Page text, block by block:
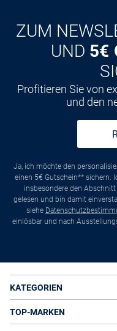
ZUM
UND 5€
Profitieren Sie von
und den
Ja, ich möchte den
einen 5€ Gutschein** sichern.
insbesondere den
gelesen und bin damit
siehe
einlösbar und nach
KATEGORIEN
TOP-MARKEN